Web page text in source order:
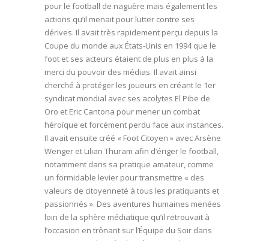
pour le football de naguère mais également les
actions qu’il menait pour lutter contre ses
dérives. Il avait très rapidement perçu depuis la
Coupe du monde aux États-Unis en 1994 que le
foot et ses acteurs étaient de plus en plus à la
merci du pouvoir des médias. Il avait ainsi
cherché à protéger les joueurs en créant le 1er
syndicat mondial avec ses acolytes El Pibe de
Oro et Eric Cantona pour mener un combat
héroïque et forcément perdu face aux instances.
Il avait ensuite créé « Foot Citoyen » avec Arsène
Wenger et Lilian Thuram afin d’ériger le football,
notamment dans sa pratique amateur, comme
un formidable levier pour transmettre « des
valeurs de citoyenneté à tous les pratiquants et
passionnés ». Des aventures humaines menées
loin de la sphère médiatique qu’il retrouvait à
l’occasion en trônant sur l’Équipe du Soir dans